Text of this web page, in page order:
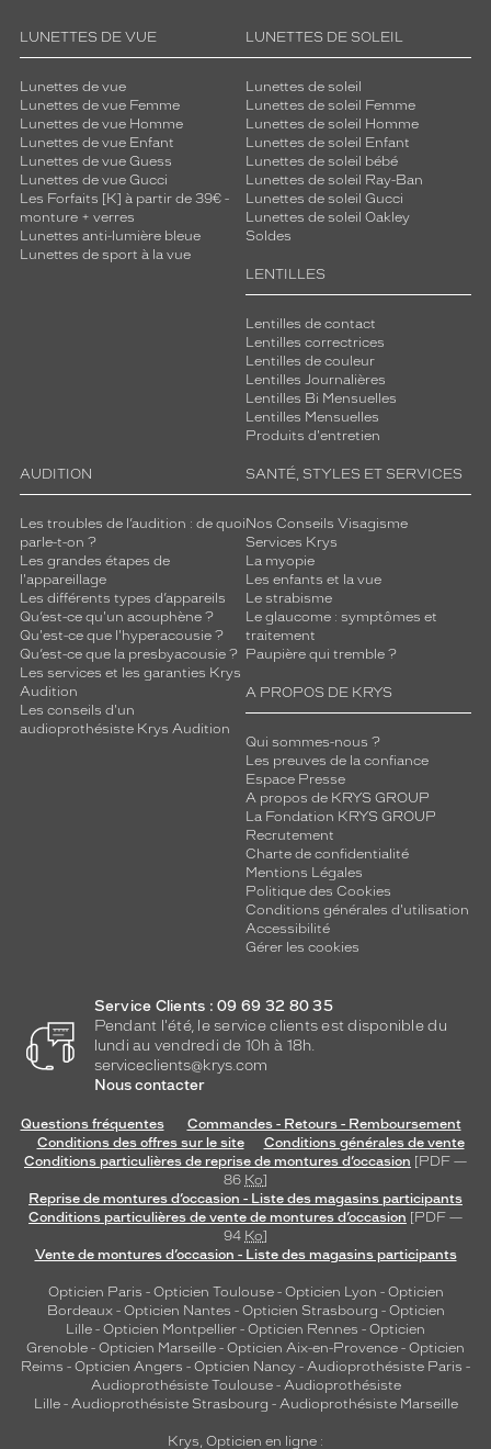
LUNETTES DE VUE
Lunettes de vue
Lunettes de vue Femme
Lunettes de vue Homme
Lunettes de vue Enfant
Lunettes de vue Guess
Lunettes de vue Gucci
Les Forfaits [K] à partir de 39€ -
monture + verres
Lunettes anti-lumière bleue
Lunettes de sport à la vue
LUNETTES DE SOLEIL
Lunettes de soleil
Lunettes de soleil Femme
Lunettes de soleil Homme
Lunettes de soleil Enfant
Lunettes de soleil bébé
Lunettes de soleil Ray-Ban
Lunettes de soleil Gucci
Lunettes de soleil Oakley
Soldes
LENTILLES
Lentilles de contact
Lentilles correctrices
Lentilles de couleur
Lentilles Journalières
Lentilles Bi Mensuelles
Lentilles Mensuelles
Produits d'entretien
AUDITION
Les troubles de l’audition : de quoi
parle-t-on ?
Les grandes étapes de
l'appareillage
Les différents types d’appareils
Qu’est-ce qu'un acouphène ?
Qu'est-ce que l'hyperacousie ?
Qu’est-ce que la presbyacousie ?
Les services et les garanties Krys
Audition
Les conseils d'un
audioprothésiste Krys Audition
SANTÉ, STYLES ET SERVICES
Nos Conseils Visagisme
Services Krys
La myopie
Les enfants et la vue
Le strabisme
Le glaucome : symptômes et
traitement
Paupière qui tremble ?
A PROPOS DE KRYS
Qui sommes-nous ?
Les preuves de la confiance
Espace Presse
A propos de KRYS GROUP
La Fondation KRYS GROUP
Recrutement
Charte de confidentialité
Mentions Légales
Politique des Cookies
Conditions générales d'utilisation
Accessibilité
Gérer les cookies
Service Clients : 09 69 32 80 35
Pendant l'été, le service clients est disponible du
lundi au vendredi de 10h à 18h.
serviceclients@krys.com
Nous contacter
Questions fréquentes
Commandes - Retours - Remboursement
Conditions des offres sur le site
Conditions générales de vente
Conditions particulières de reprise de montures d’occasion [PDF —
86 Ko]
Reprise de montures d’occasion - Liste des magasins participants
Conditions particulières de vente de montures d’occasion [PDF —
94 Ko]
Vente de montures d’occasion - Liste des magasins participants
Opticien Paris - Opticien Toulouse- Opticien Lyon - Opticien
Bordeaux- Opticien Nantes - Opticien Strasbourg - Opticien
Lille - Opticien Montpellier - Opticien Rennes - Opticien
Grenoble - Opticien Marseille - Opticien Aix-en-Provence - Opticien
Reims - Opticien Angers - Opticien Nancy - Audioprothésiste Paris -
Audioprothésiste Toulouse- Audioprothésiste
Lille- Audioprothésiste Strasbourg - Audioprothésiste Marseille
Krys, Opticien en ligne :